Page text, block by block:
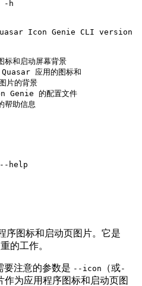
-h
Icon Genie CLI version
和启动屏幕背景
应用的图标和
片的背景
Genie 的配置文件
助信息
--help
序图标和启动页图片。它是
的工作。
要注意的参数是 --icon （或-
作为应用程序图标和启动页图